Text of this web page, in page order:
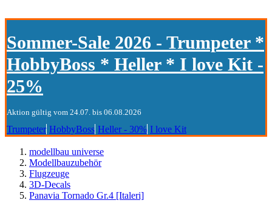
Sommer-Sale 2026 - Trumpeter *
HobbyBoss * Heller * I love Kit -
25%
Aktion gültig vom 24.07. bis 06.08.2026
Trumpeter HobbyBoss Heller - 30% I love Kit
modellbau universe
Modellbauzubehör
Flugzeuge
3D-Decals
Panavia Tornado Gr.4 [Italeri]